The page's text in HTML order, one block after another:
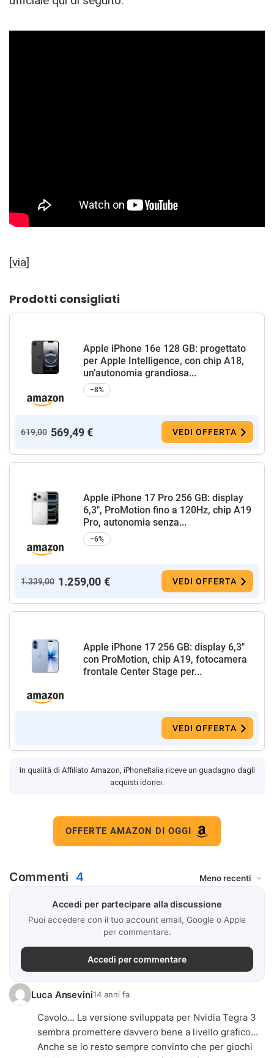
[via]
Prodotti consigliati
Apple iPhone 16e 128 GB: progettato
per Apple Intelligence, con chip A18,
un’autonomia grandiosa...
−8%
619,00 569,49 € VEDI OFFERTA
Apple iPhone 17 Pro 256 GB: display
6,3", ProMotion fino a 120Hz, chip A19
Pro, autonomia senza...
−6%
1.339,00 1.259,00 € VEDI OFFERTA
Apple iPhone 17 256 GB: display 6,3"
con ProMotion, chip A19, fotocamera
frontale Center Stage per...
VEDI OFFERTA
In qualità di Affiliato Amazon, iPhoneItalia riceve un guadagno dagli
acquisti idonei.
OFFERTE AMAZON DI OGGI
Commenti 4
Accedi per partecipare alla discussione
Puoi accedere con il tuo account email, Google o Apple
per commentare.
Accedi per commentare
Luca Ansevini14 anni fa
Cavolo... La versione sviluppata per Nvidia Tegra 3
sembra promettere davvero bene a livello grafico...
Anche se io resto sempre convinto che per giochi